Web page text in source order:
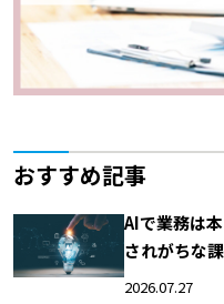
おすすめ記事
AIで業務は
されがちな
2026.07.27